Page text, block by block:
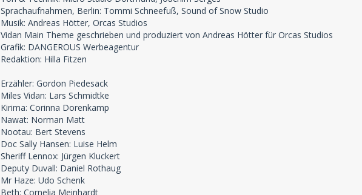
Sprachaufnahmen, Berlin: Tommi Schneefuß, Sound of Snow Studio
Musik: Andreas Hötter, Orcas Studios
Vidan Main Theme geschrieben und produziert von Andreas Hötter für Orcas Studios
Grafik: DANGEROUS Werbeagentur
Redaktion: Hilla Fitzen
Erzähler: Gordon Piedesack
Miles Vidan: Lars Schmidtke
Kirima: Corinna Dorenkamp
Nawat: Norman Matt
Nootau: Bert Stevens
Doc Sally Hansen: Luise Helm
Sheriff Lennox: Jürgen Kluckert
Deputy Duvall: Daniel Rothaug
Mr Haze: Udo Schenk
Beth: Cornelia Meinhardt